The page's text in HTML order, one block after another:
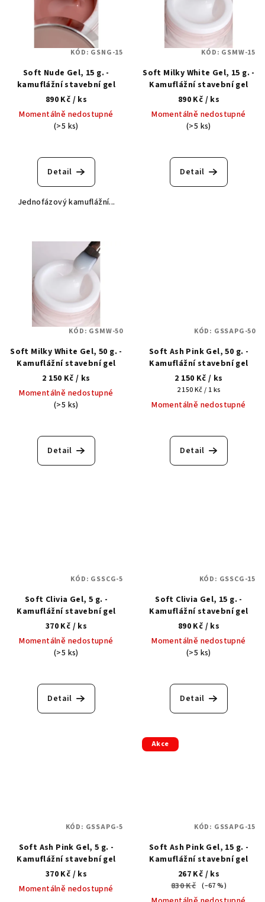
Soft Nude Gel, 15 g. -
kamuflážní stavební gel
890 Kč / ks
Momentálně nedostupné
(>5 ks)
Detail
Jednofázový kamuflážní...
KÓD: GSNG-15
Soft Milky White Gel, 15 g. -
Kamuflážní stavební gel
890 Kč / ks
Momentálně nedostupné
(>5 ks)
Detail
KÓD: GSMW-15
Soft Milky White Gel, 50 g. -
Kamuflážní stavební gel
2 150 Kč / ks
Momentálně nedostupné
(>5 ks)
Detail
KÓD: GSMW-50
Soft Ash Pink Gel, 50 g. -
Kamuflážní stavební gel
2 150 Kč / ks
Měrná
cena:
2 150 Kč / 1 ks
Momentálně nedostupné
Detail
KÓD: GSSAPG-50
Soft Clivia Gel, 5 g. -
Kamuflážní stavební gel
370 Kč / ks
Momentálně nedostupné
(>5 ks)
Detail
KÓD: GSSCG-5
Soft Clivia Gel, 15 g. -
Kamuflážní stavební gel
890 Kč / ks
Momentálně nedostupné
(>5 ks)
Detail
KÓD: GSSCG-15
Soft Ash Pink Gel, 5 g. -
Kamuflážní stavební gel
370 Kč / ks
Momentálně nedostupné
KÓD: GSSAPG-5
Akce
Soft Ash Pink Gel, 15 g. -
Kamuflážní stavební gel
267 Kč / ks
830 Kč (–67 %)
KÓD: GSSAPG-15